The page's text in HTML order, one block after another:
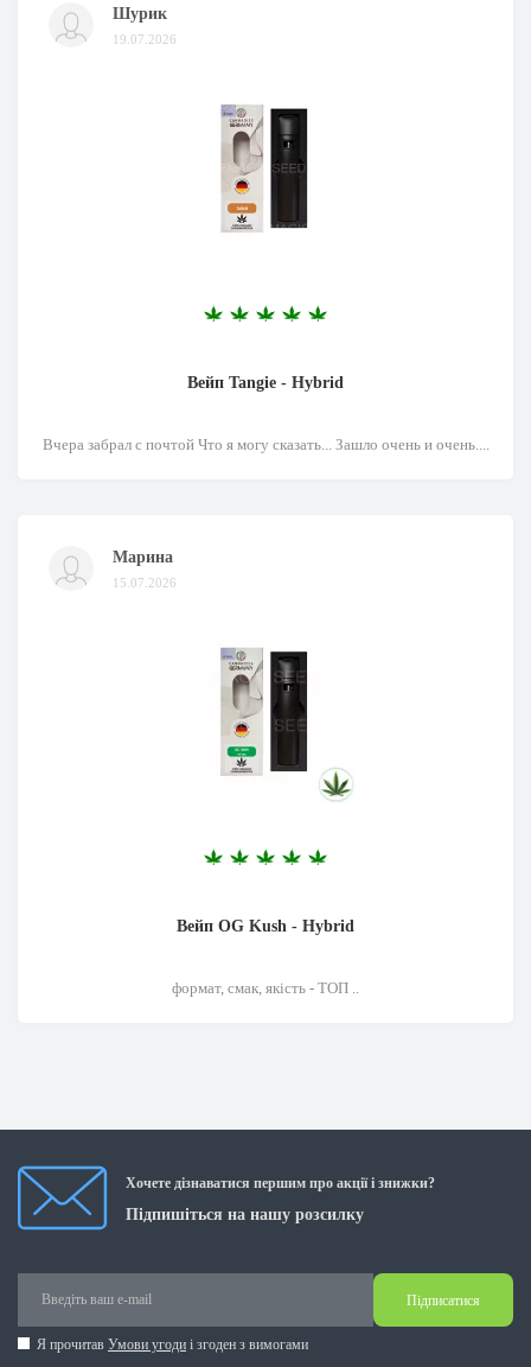
Шурик
19.07.2026
Вейп Tangie - Hybrid
Вчера забрал с почтой Что я могу сказать... Зашло очень и очень....
Марина
15.07.2026
Вейп OG Kush - Hybrid
формат, смак, якість - ТОП ..
Хочете дізнаватися першим про акції і знижки?
Підпишіться на нашу розсилку
Підписатися
Я прочитав Умови угоди і згоден з вимогами